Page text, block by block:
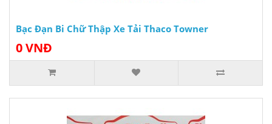
Bạc Đạn Bi Chữ Thập Xe Tải Thaco Towner
0 VNĐ